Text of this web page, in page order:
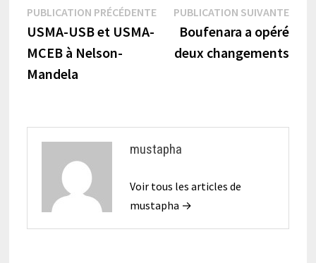
Navigation
de
l’article
PUBLICATION PRÉCÉDENTEPublication
précédente :
USMA-USB et USMA-
MCEB à Nelson-
Mandela
PUBLICATION SUIVANTE
Boufenara a opéré
deux changements
mustapha
Voir tous les articles de
mustapha →